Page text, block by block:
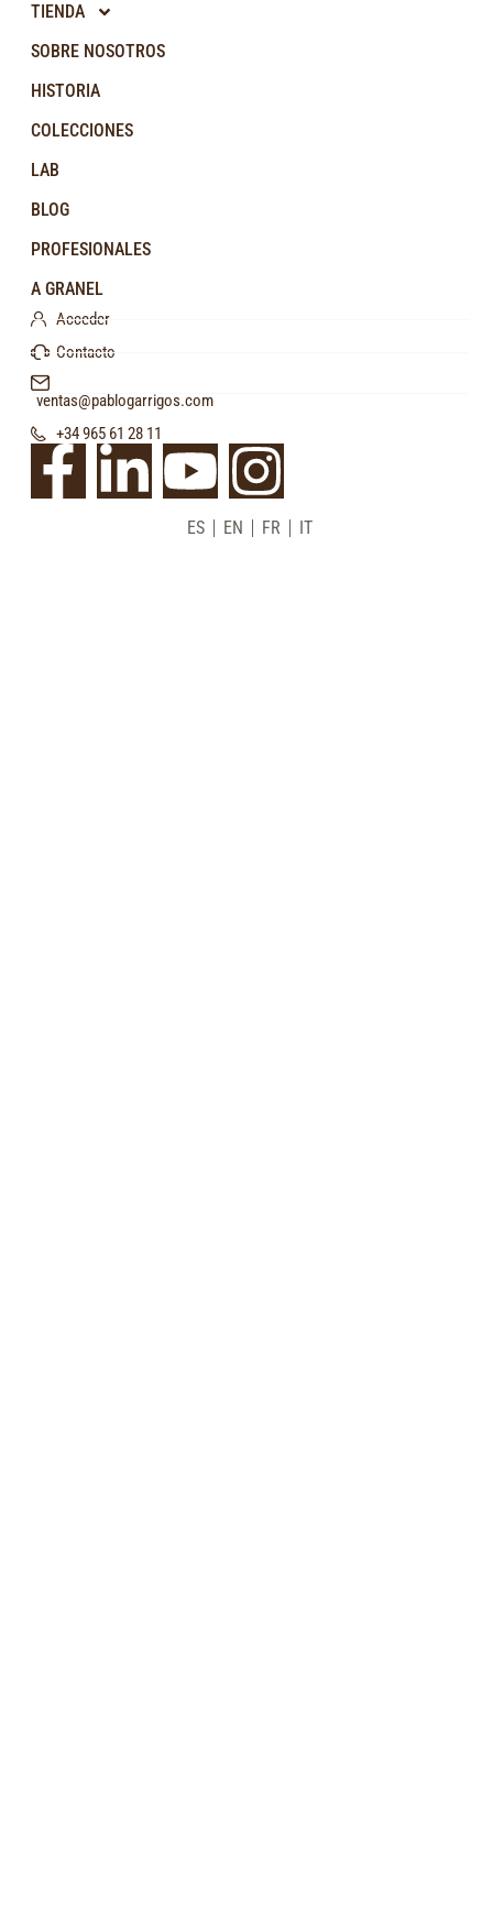
TIENDA
SOBRE NOSOTROS
HISTORIA
COLECCIONES
LAB
BLOG
PROFESIONALES
A GRANEL
Acceder
Contacto
ventas@pablogarrigos.com
+34 965 61 28 11
ES EN FR IT